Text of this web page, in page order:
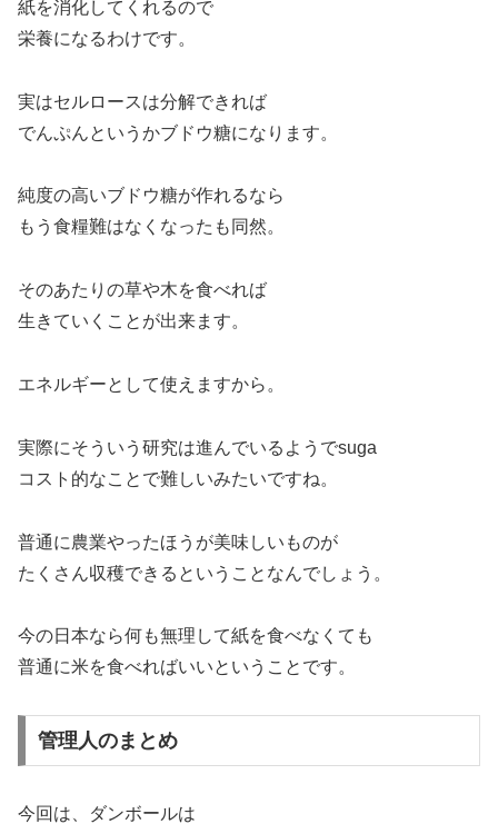
紙を消化してくれるので
栄養になるわけです。
実はセルロースは分解できれば
でんぷんというかブドウ糖になります。
純度の高いブドウ糖が作れるなら
もう食糧難はなくなったも同然。
そのあたりの草や木を食べれば
生きていくことが出来ます。
エネルギーとして使えますから。
実際にそういう研究は進んでいるようでsuga
コスト的なことで難しいみたいですね。
普通に農業やったほうが美味しいものが
たくさん収穫できるということなんでしょう。
今の日本なら何も無理して紙を食べなくても
普通に米を食べればいいということです。
管理人のまとめ
今回は、ダンボールは